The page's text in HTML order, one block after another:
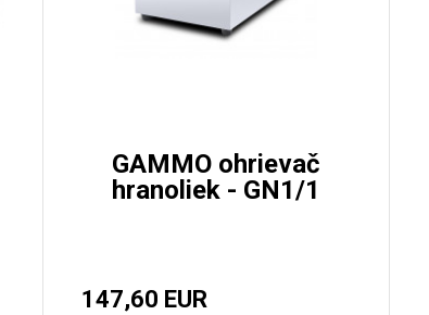
GAMMO ohrievač
hranoliek - GN1/1
147,60 EUR